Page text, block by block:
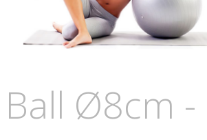
Ø8cm -